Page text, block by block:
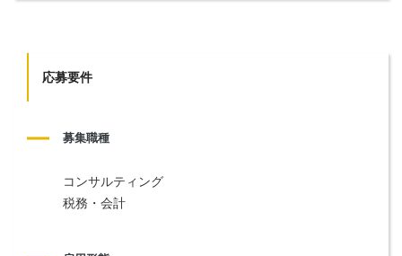
応募要件
募集職種
コンサルティング
税務・会計